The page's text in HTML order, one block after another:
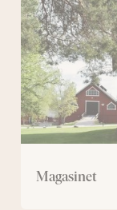
Magasinet